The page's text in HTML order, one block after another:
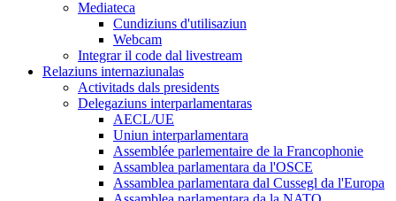
Mediateca
Cundiziuns d'utilisaziun
Webcam
Integrar il code dal livestream
Relaziuns internaziunalas
Activitads dals presidents
Delegaziuns interparlamentaras
AECL/UE
Uniun interparlamentara
Assemblée parlementaire de la Francophonie
Assamblea parlamentara da l'OSCE
Assamblea parlamentara dal Cussegl da l'Europa